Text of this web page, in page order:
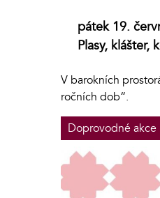
pátek 19.
Plasy, klášter,
V barokních
ročních dob“.
Doprovodné akce